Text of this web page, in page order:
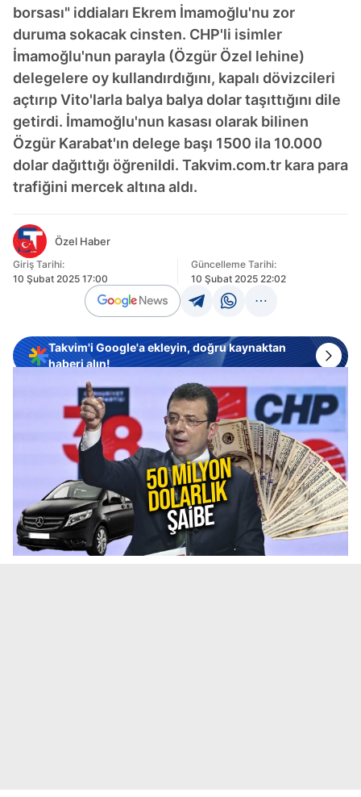
borsası" iddiaları Ekrem İmamoğlu'nu zor
duruma sokacak cinsten. CHP'li isimler
İmamoğlu'nun parayla (Özgür Özel lehine)
delegelere oy kullandırdığını, kapalı dövizcileri
açtırıp Vito'larla balya balya dolar taşıttığını dile
getirdi. İmamoğlu'nun kasası olarak bilinen
Özgür Karabat'ın delege başı 1500 ila 10.000
dolar dağıttığı öğrenildi. Takvim.com.tr kara para
trafiğini mercek altına aldı.
Özel Haber
Giriş Tarihi:
10 Şubat 2025 17:00
Güncelleme Tarihi:
10 Şubat 2025 22:02
Takvim'i Google'a ekleyin, doğru kaynaktan
haberi alın!